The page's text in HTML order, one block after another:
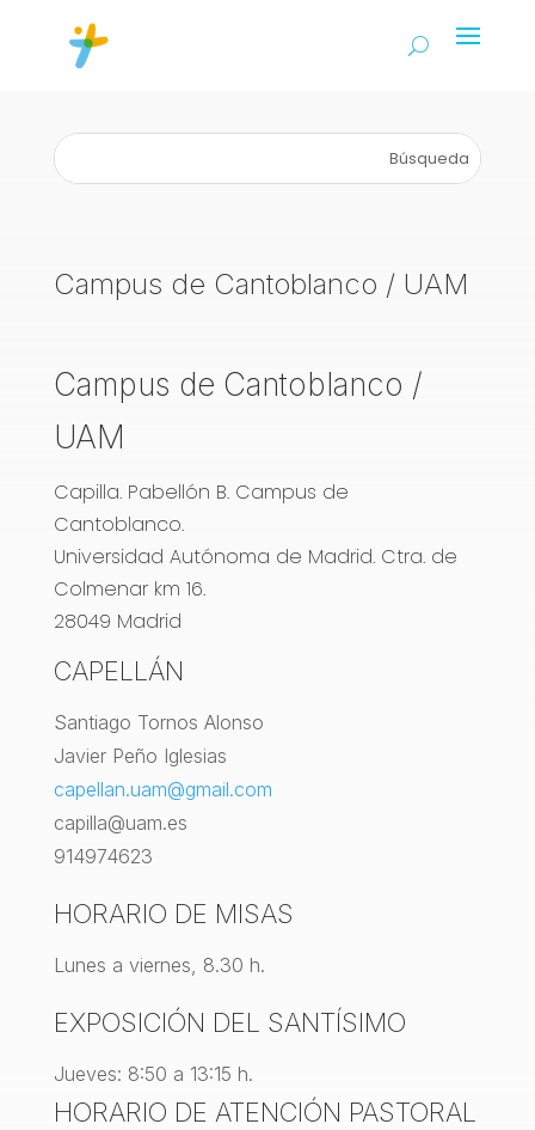
Campus de Cantoblanco / UAM
Campus de Cantoblanco /
UAM
Capilla. Pabellón B. Campus de
Cantoblanco.
Universidad Autónoma de Madrid. Ctra. de
Colmenar km 16.
28049 Madrid
CAPELLÁN
Santiago Tornos Alonso
Javier Peño Iglesias
capellan.uam@gmail.com
capilla@uam.es
914974623
HORARIO DE MISAS
Lunes a viernes, 8.30 h.
EXPOSICIÓN DEL SANTÍSIMO
Jueves: 8:50 a 13:15 h.
HORARIO DE ATENCIÓN PASTORAL